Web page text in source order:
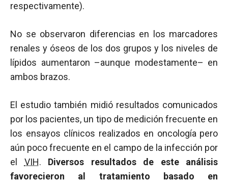
respectivamente).
No se observaron diferencias en los marcadores
renales y óseos de los dos grupos y los niveles de
lípidos aumentaron –aunque modestamente– en
ambos brazos.
El estudio también midió resultados comunicados
por los pacientes, un tipo de medición frecuente en
los ensayos clínicos realizados en oncología pero
aún poco frecuente en el campo de la infección por
el VIH. Diversos resultados de este análisis
favorecieron al tratamiento basado en